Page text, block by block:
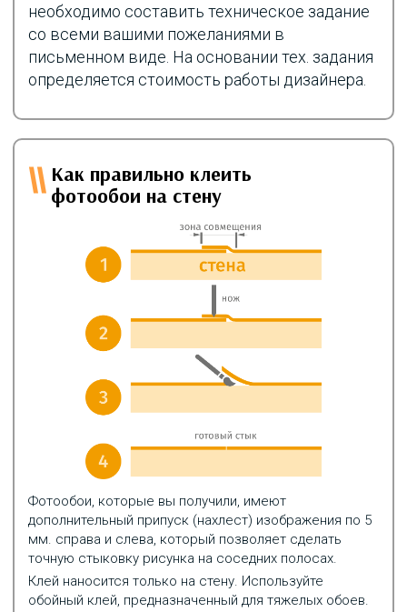
необходимо составить техническое задание
со всеми вашими пожеланиями в
письменном виде. На основании тех. задания
определяется стоимость работы дизайнера.
Как правильно клеить
фотообои на стену
Фотообои, которые вы получили, имеют
дополнительный припуск (нахлест) изображения по 5
мм. справа и слева, который позволяет сделать
точную стыковку рисунка на соседних полосах.
Клей наносится только на стену. Используйте
обойный клей, предназначенный для тяжелых обоев.